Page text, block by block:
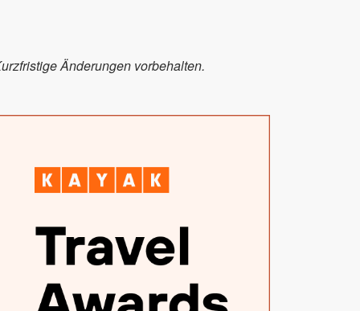
Änderungen vorbehalten.